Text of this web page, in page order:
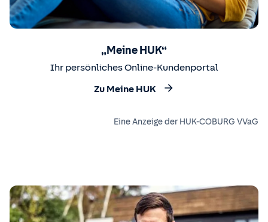
„Meine HUK“
Ihr persönliches Online-Kundenportal
Zu Meine HUK
Eine Anzeige der HUK-COBURG VVaG